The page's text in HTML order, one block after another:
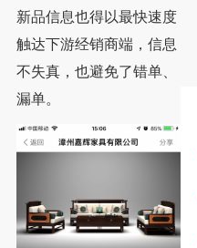
新品信息也得以最快速度
触达下游经销商端，信息
不失真，也避免了错单、
漏单。